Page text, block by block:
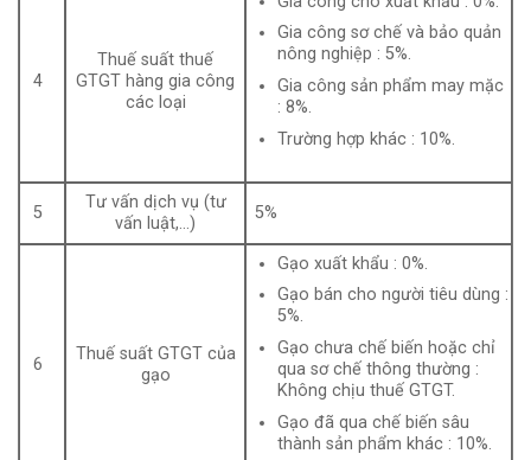
4
Thuế suất thuế
GTGT hàng gia công
các loại
Gia công sơ chế và bảo quản
nông nghiệp : 5%.
Gia công sản phẩm may mặc
: 8%.
Trường hợp khác : 10%.
5
Tư vấn dịch vụ (tư
vấn luật,…)
5%
6
Thuế suất GTGT của
gạo
Gạo xuất khẩu : 0%.
Gạo bán cho người tiêu dùng :
5%.
Gạo chưa chế biến hoặc chỉ
qua sơ chế thông thường :
Không chịu thuế GTGT.
Gạo đã qua chế biến sâu
thành sản phẩm khác : 10%.